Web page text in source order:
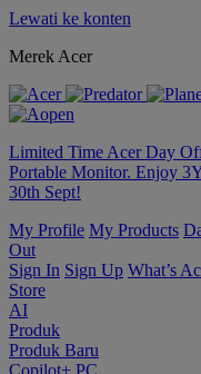
Lewati ke konten
Merek Acer
Limited Time Acer Day
Portable Monitor. Enjoy
30th Sept!
My Profile My Products
Out
Sign In Sign Up What’s
Store
AI
Produk
Produk Baru
Copilot+ PC